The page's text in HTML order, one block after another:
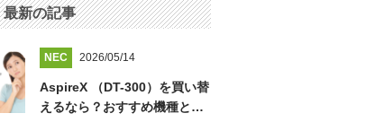
最新の記事
NEC 2026/05/14
AspireX （DT-300）を買い替
えるなら？おすすめ機種と…